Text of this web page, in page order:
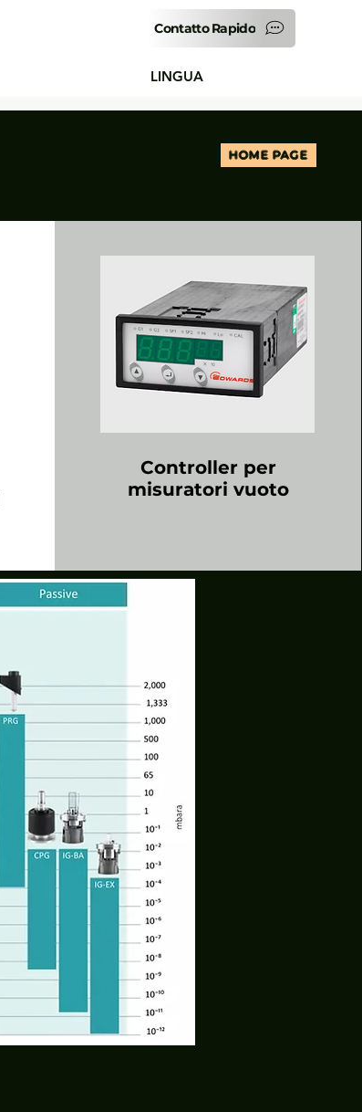
Contatto Rapido
LINGUA
HOME PAGE
Controller per
misuratori vuoto